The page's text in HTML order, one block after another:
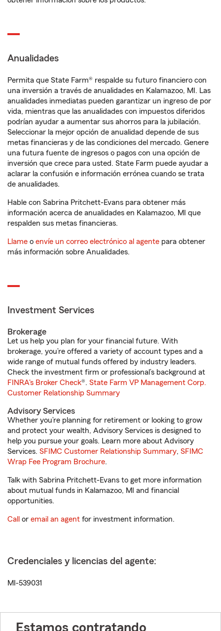
Anualidades
Permita que State Farm® respalde su futuro financiero con
una inversión a través de anualidades en Kalamazoo, MI. Las
anualidades inmediatas pueden garantizar un ingreso de por
vida, mientras que las anualidades con impuestos diferidos
podrían ayudar a aumentar sus ahorros para la jubilación.
Seleccionar la mejor opción de anualidad depende de sus
metas financieras y de las condiciones del mercado. Genere
una futura fuente de ingresos o pagos con una opción de
inversión que crece para usted. State Farm puede ayudar a
aclarar la confusión e información errónea cuando se trata
de anualidades.
Hable con Sabrina Pritchett-Evans para obtener más
información acerca de anualidades en Kalamazoo, MI que
respalden sus metas financieras.
Llame o envíe un correo electrónico al agente para obtener
más información sobre Anualidades.
Investment Services
Brokerage
Let us help you plan for your financial future. With
brokerage, you’re offered a variety of account types and a
wide range of mutual funds offered by industry leaders.
Check the investment firm or professional’s background at
FINRA's Broker Check®. State Farm VP Management Corp.
Customer Relationship Summary
Advisory Services
Whether you’re planning for retirement or looking to grow
and protect your wealth, Advisory Services is designed to
help you pursue your goals. Learn more about Advisory
Services. SFIMC Customer Relationship Summary, SFIMC
Wrap Fee Program Brochure.
Talk with Sabrina Pritchett-Evans to get more information
about mutual funds in Kalamazoo, MI and financial
opportunities.
Call or email an agent for investment information.
Credenciales y licencias del agente:
MI-539031
Estamos contratando